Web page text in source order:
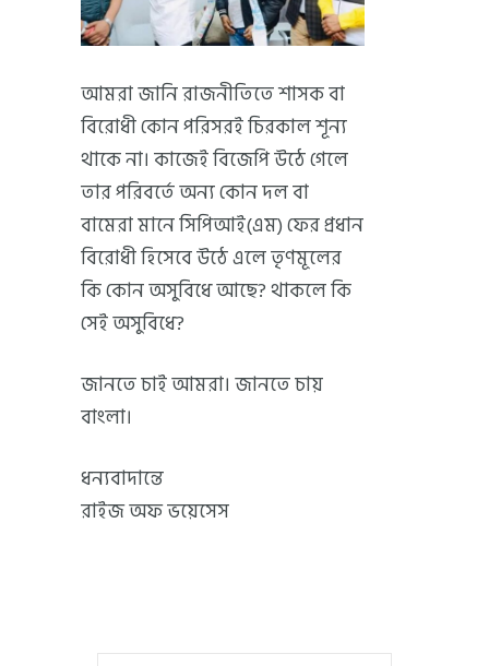
আমরা জানি রাজনীতিতে শাসক বা
বিরোধী কোন পরিসরই চিরকাল শূন্য
থাকে না। কাজেই বিজেপি উঠে গেলে
তার পরিবর্তে অন্য কোন দল বা
বামেরা মানে সিপিআই(এম) ফের প্রধান
বিরোধী হিসেবে উঠে এলে তৃণমূলের
কি কোন অসুবিধে আছে? থাকলে কি
সেই অসুবিধে?
জানতে চাই আমরা। জানতে চায়
বাংলা।
ধন্যবাদান্তে
রাইজ অফ ভয়েসেস